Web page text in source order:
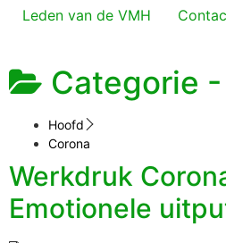
Leden van de VMH
Categorie -
Hoofd
Corona
Werkdruk
Emotionele